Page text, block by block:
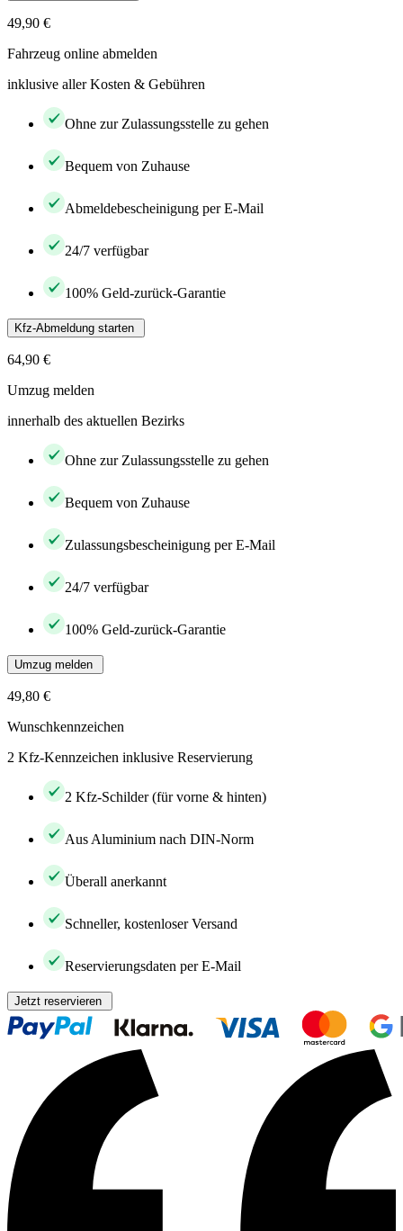
49,90 €
Fahrzeug online abmelden
inklusive aller Kosten & Gebühren
Ohne zur Zulassungsstelle zu gehen
Bequem von Zuhause
Abmeldebescheinigung per E-Mail
24/7 verfügbar
100% Geld-zurück-Garantie
Kfz-Abmeldung starten
64,90 €
Umzug melden
innerhalb des aktuellen Bezirks
Ohne zur Zulassungsstelle zu gehen
Bequem von Zuhause
Zulassungsbescheinigung per E-Mail
24/7 verfügbar
100% Geld-zurück-Garantie
Umzug melden
49,80 €
Wunschkennzeichen
2 Kfz-Kennzeichen inklusive Reservierung
2 Kfz-Schilder (für vorne & hinten)
Aus Aluminium nach DIN-Norm
Überall anerkannt
Schneller, kostenloser Versand
Reservierungsdaten per E-Mail
Jetzt reservieren